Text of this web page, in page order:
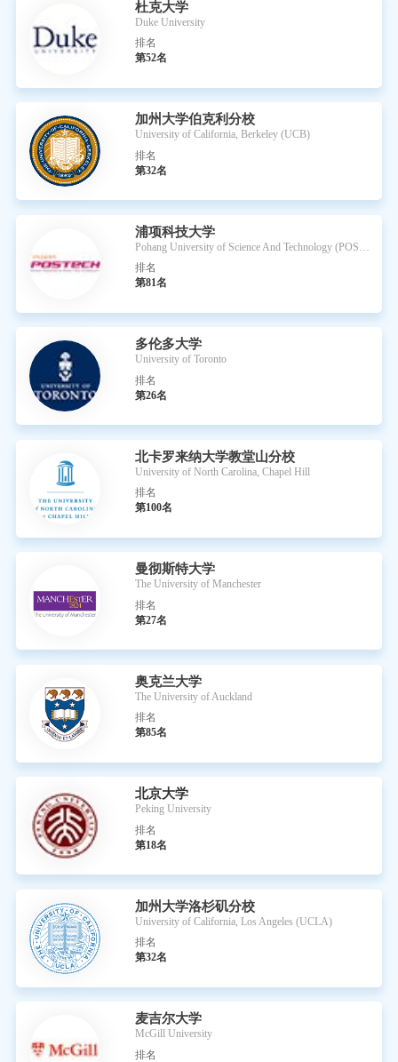
杜克大学
Duke University
排名
第52名
加州大学伯克利分校
University of California, Berkeley (UCB)
排名
第32名
浦项科技大学
排名
第81名
多伦多大学
University of Toronto
排名
第26名
北卡罗来纳大学教堂山分校
University of North Carolina, Chapel Hill
排名
第100名
曼彻斯特大学
The University of Manchester
排名
第27名
奥克兰大学
The University of Auckland
排名
第85名
北京大学
Peking University
排名
第18名
加州大学洛杉矶分校
University of California, Los Angeles (UCLA)
排名
第32名
麦吉尔大学
McGill University
排名